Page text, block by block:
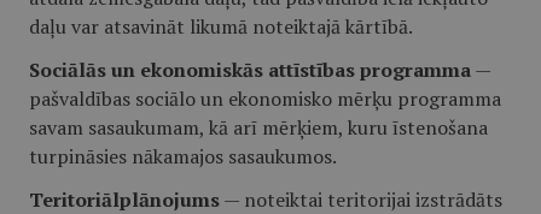
daļu var atsavināt likumā noteiktajā kārtībā.
Sociālās un ekonomiskās attīstības programma—
pašvaldības sociālo un ekonomisko mērķu programma
savam sasaukumam, kā arī mērķiem, kuru īstenošana
turpināsies nākamajos sasaukumos.
Teritoriālplānojums— noteiktai teritorijai izstrādāts